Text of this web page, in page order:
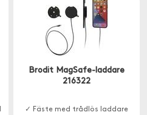
Brodit MagSafe-laddare
216322
✓ Fäste med trådlös laddare